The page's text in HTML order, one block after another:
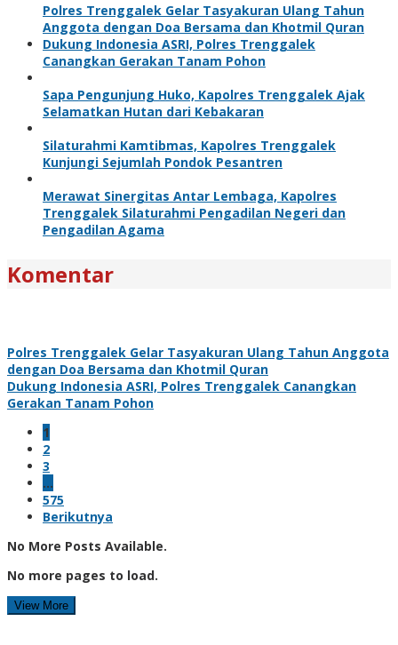
Polres Trenggalek Gelar Tasyakuran Ulang Tahun
Anggota dengan Doa Bersama dan Khotmil Quran
Dukung Indonesia ASRI, Polres Trenggalek
Canangkan Gerakan Tanam Pohon
Sapa Pengunjung Huko, Kapolres Trenggalek Ajak
Selamatkan Hutan dari Kebakaran
Silaturahmi Kamtibmas, Kapolres Trenggalek
Kunjungi Sejumlah Pondok Pesantren
Merawat Sinergitas Antar Lembaga, Kapolres
Trenggalek Silaturahmi Pengadilan Negeri dan
Pengadilan Agama
Komentar
Polres Trenggalek Gelar Tasyakuran Ulang Tahun Anggota
dengan Doa Bersama dan Khotmil Quran
Dukung Indonesia ASRI, Polres Trenggalek Canangkan
Gerakan Tanam Pohon
1
2
3
…
575
Berikutnya
No More Posts Available.
No more pages to load.
View More